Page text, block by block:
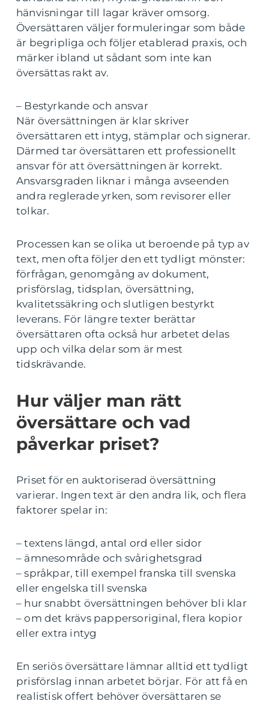
hänvisningar till lagar kräver omsorg.
Översättaren väljer formuleringar som både
är begripliga och följer etablerad praxis, och
märker ibland ut sådant som inte kan
översättas rakt av.
– Bestyrkande och ansvar
När översättningen är klar skriver
översättaren ett intyg, stämplar och signerar.
Därmed tar översättaren ett professionellt
ansvar för att översättningen är korrekt.
Ansvarsgraden liknar i många avseenden
andra reglerade yrken, som revisorer eller
tolkar.
Processen kan se olika ut beroende på typ av
text, men ofta följer den ett tydligt mönster:
förfrågan, genomgång av dokument,
prisförslag, tidsplan, översättning,
kvalitetssäkring och slutligen bestyrkt
leverans. För längre texter berättar
översättaren ofta också hur arbetet delas
upp och vilka delar som är mest
tidskrävande.
Hur väljer man rätt
översättare och vad
påverkar priset?
Priset för en auktoriserad översättning
varierar. Ingen text är den andra lik, och flera
faktorer spelar in:
– textens längd, antal ord eller sidor
– ämnesområde och svårighetsgrad
– språkpar, till exempel franska till svenska
eller engelska till svenska
– hur snabbt översättningen behöver bli klar
– om det krävs pappersoriginal, flera kopior
eller extra intyg
En seriös översättare lämnar alltid ett tydligt
prisförslag innan arbetet börjar. För att få en
realistisk offert behöver översättaren se